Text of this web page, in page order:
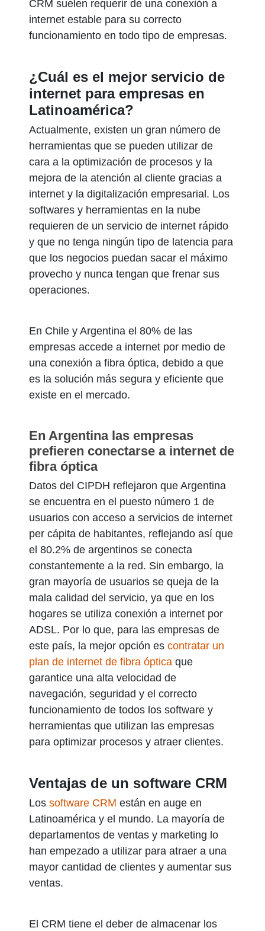
CRM suelen requerir de una conexión a
internet estable para su correcto
funcionamiento en todo tipo de empresas.
¿Cuál es el mejor servicio de
internet para empresas en
Latinoamérica?
Actualmente, existen un gran número de
herramientas que se pueden utilizar de
cara a la optimización de procesos y la
mejora de la atención al cliente gracias a
internet y la digitalización empresarial. Los
softwares y herramientas en la nube
requieren de un servicio de internet rápido
y que no tenga ningún tipo de latencia para
que los negocios puedan sacar el máximo
provecho y nunca tengan que frenar sus
operaciones.
En Chile y Argentina el 80% de las
empresas accede a internet por medio de
una conexión a fibra óptica, debido a que
es la solución más segura y eficiente que
existe en el mercado.
En Argentina las empresas
prefieren conectarse a internet de
fibra óptica
Datos del CIPDH reflejaron que Argentina
se encuentra en el puesto número 1 de
usuarios con acceso a servicios de internet
per cápita de habitantes, reflejando así que
el 80.2% de argentinos se conecta
constantemente a la red. Sin embargo, la
gran mayoría de usuarios se queja de la
mala calidad del servicio, ya que en los
hogares se utiliza conexión a internet por
ADSL. Por lo que, para las empresas de
este país, la mejor opción es contratar un
plan de internet de fibra óptica que
garantice una alta velocidad de
navegación, seguridad y el correcto
funcionamiento de todos los software y
herramientas que utilizan las empresas
para optimizar procesos y atraer clientes.
Ventajas de un software CRM
Los software CRM están en auge en
Latinoamérica y el mundo. La mayoría de
departamentos de ventas y marketing lo
han empezado a utilizar para atraer a una
mayor cantidad de clientes y aumentar sus
ventas.
El CRM tiene el deber de almacenar los